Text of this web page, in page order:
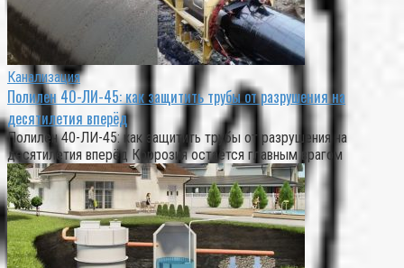
Канализация
Полилен 40-ЛИ-45: как защитить трубы от разрушения на
десятилетия вперёд
Полилен 40-ЛИ-45: как защитить трубы от разрушения на
десятилетия вперёд Коррозия остаётся главным врагом